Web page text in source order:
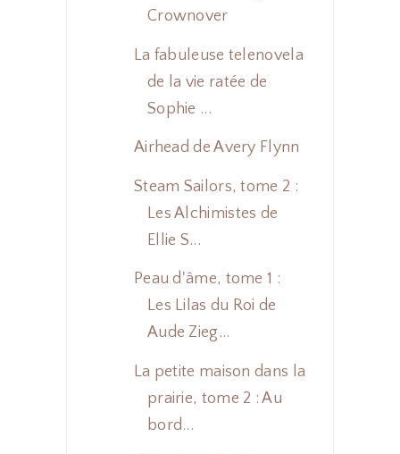
Crownover
La fabuleuse telenovela
de la vie ratée de
Sophie ...
Airhead de Avery Flynn
Steam Sailors, tome 2 :
Les Alchimistes de
Ellie S...
Peau d'âme, tome 1 :
Les Lilas du Roi de
Aude Zieg...
La petite maison dans la
prairie, tome 2 : Au
bord...